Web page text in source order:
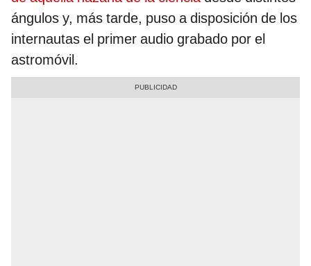
ángulos y, más tarde, puso a disposición de los
internautas el primer audio grabado por el
astromóvil.